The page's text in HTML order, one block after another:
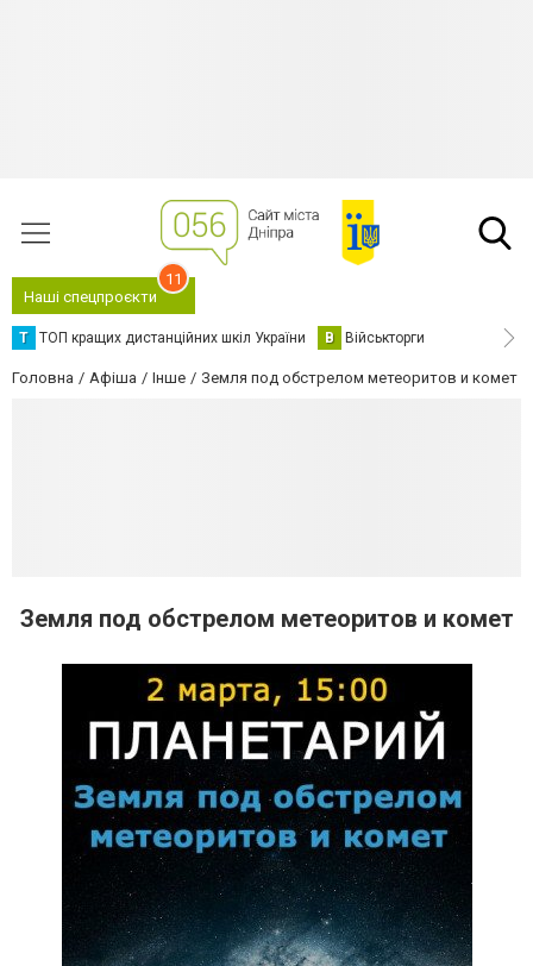
Наші спецпроєкти
11
Т ТОП кращих дистанційних шкіл України В Військторги
Головна Афіша Інше Земля под обстрелом метеоритов и комет
Земля под обстрелом метеоритов и комет